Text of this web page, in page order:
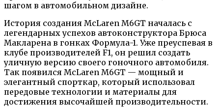
шагом в автомобильном дизайне.
История создания McLaren M6GT началась с
легендарных успехов автоконструктора Брюса
Макларена в гонках Формула-1. Уже преуспевая в
клубе производителей F1, он решил создать
уличную версию своего гоночного автомобиля.
Так появился McLaren M6GT — мощный и
элегантный спорткар, который использовал
передовые технологии и материалы для
достижения высочайшей производительности.